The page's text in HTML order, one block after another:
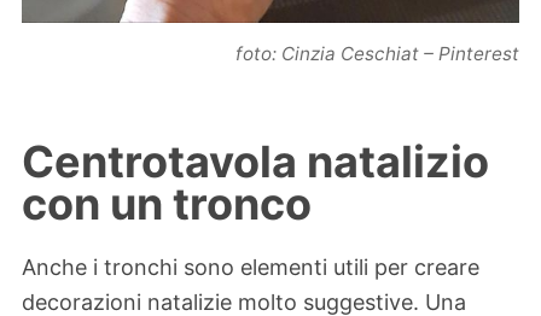
foto: Cinzia Ceschiat – Pinterest
Centrotavola natalizio
con un tronco
Anche i tronchi sono elementi utili per creare
decorazioni natalizie molto suggestive. Una